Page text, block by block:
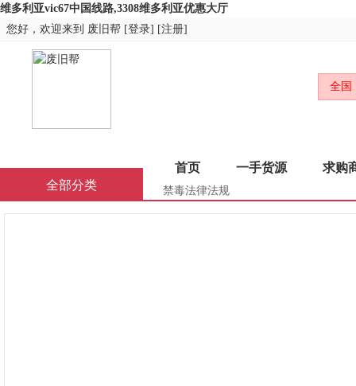
维多利亚vic67中国线路,3308维多利亚优惠大厅
您好，欢迎来到 废旧帮 [登录] [注册]
全国
首页 一手货源 求购
禁毒法律法规
全部分类